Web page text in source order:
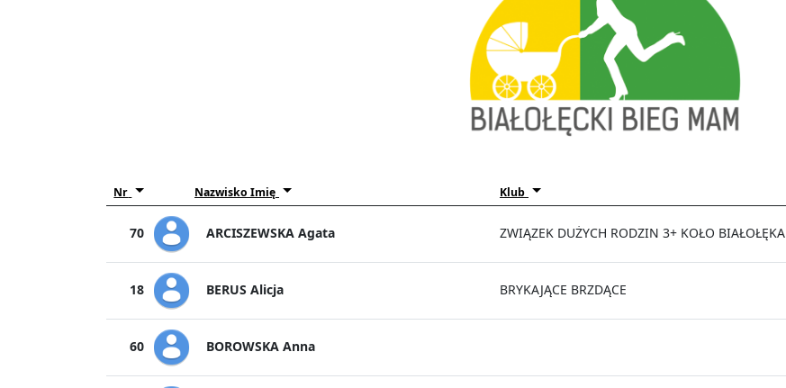
Nr Nazwisko Imię Klub
70 ARCISZEWSKA Agata ZWIĄZEK DUŻYCH RODZIN 3+ KOŁO BIAŁOŁĘKA
18 BERUS Alicja BRYKAJĄCE BRZDĄCE
60 BOROWSKA Anna